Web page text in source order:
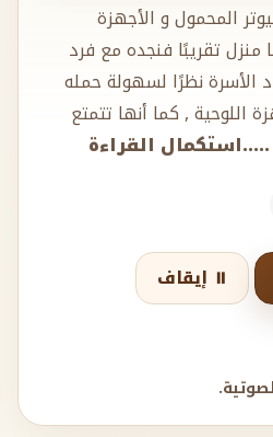
المحمول و الأجهزة
منزل تقريبًا فنجده مع فرد
الأسرة نظرًا لسهولة حمله
اللوحية , كما أنها تتمتع
.....استكمال القراءة
⏸️ إيقاف